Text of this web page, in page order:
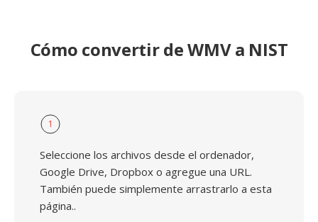
Cómo convertir de WMV a NIST
1
Seleccione los archivos desde el ordenador,
Google Drive, Dropbox o agregue una URL.
También puede simplemente arrastrarlo a esta
página..